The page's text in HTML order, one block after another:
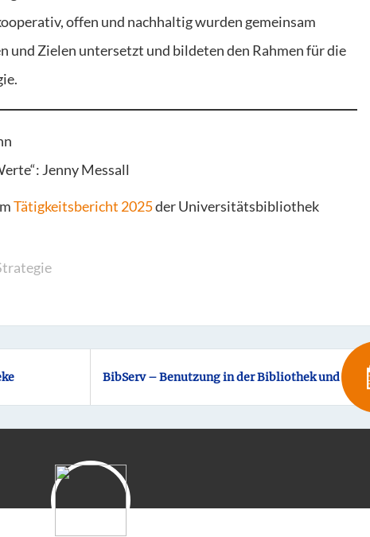
offen und nachhaltig wurden gemeinsam
und Zielen untersetzt und bildeten den Rahmen für die
Jenny Messall
Tätigkeitsbericht 2025der Universitätsbibliothek
BibServ – Benutzung in der Bibliothek und